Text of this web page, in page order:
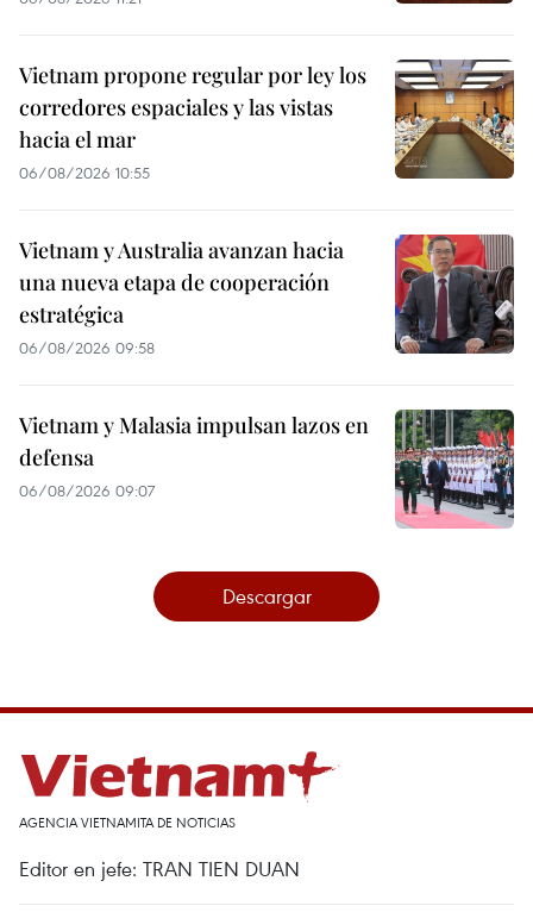
Vietnam propone regular por ley los
corredores espaciales y las vistas
hacia el mar
06/08/2026 10:55
Vietnam y Australia avanzan hacia
una nueva etapa de cooperación
estratégica
06/08/2026 09:58
Vietnam y Malasia impulsan lazos en
defensa
06/08/2026 09:07
Descargar
AGENCIA VIETNAMITA DE NOTICIAS
Editor en jefe: TRAN TIEN DUAN